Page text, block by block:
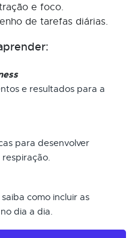
e foco.
de tarefas diárias.
e resultados para a
para desenvolver
como incluir as
dia a dia.